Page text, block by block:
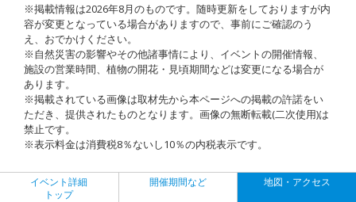
※掲載情報は2026年8月のものです。随時更新をしておりますが内
容が変更となっている場合がありますので、事前にご確認のう
え、おでかけください。
※自然災害の影響やその他諸事情により、イベントの開催情報、
施設の営業時間、植物の開花・見頃期間などは変更になる場合が
あります。
※掲載されている画像は取材先から本ページへの掲載の許諾をい
ただき、提供されたものとなります。画像の無断転載(二次使用)は
禁止です。
※表示料金は消費税8％ないし10％の内税表示です。
イベント詳細
トップ
開催期間など 地図・アクセス